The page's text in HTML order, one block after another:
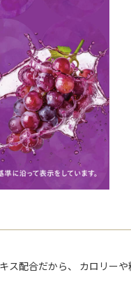
配合だから、 カロリー